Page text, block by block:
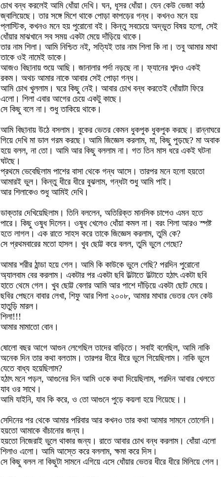
চোখ বন্ধ করলেই আমি ধোঁয়া দেখি। ঘন, ধূসর ধোঁয়া। যেন কেউ ভেজা কাঠ
জ্বালিয়েছে। তার সঙ্গে মিশে থাকে পোড়া কাপড়ের গন্ধ। কখনও মনে হয়
প্লাস্টিক, কখনও মনে হয় পুরোনো বই। কিন্তু সবচেয়ে অদ্ভুত বিষয় হলো, সেই
ধোঁয়ার মাঝখানে সব সময় একটা মেয়ে দাঁড়িয়ে থাকে।
তার নাম শিলা। আমি নিশ্চিত নই, সত্যিই তার নাম শিলা কি না। তবু আমার মাথা
তাকে ওই নামেই ডাকে।
আজও বিছানায় শুয়ে আছি। জানালার পর্দা নড়ছে না। ফ্যানের শব্দও একই
রকম। অথচ আমার নাকে আবার সেই পোড়া গন্ধ।
আমি চোখ খুললাম। ঘরে কিছু নেই। আবার চোখ বন্ধ করতেই ধোঁয়াটা ফিরে
এলো। শিলা এবার আগের চেয়ে একটু কাছে।
সে কিছু বলে না। শুধু তাকিয়ে থাকে।
আমি বিছানায় উঠে বসলাম। বুকের ভেতর কেমন ধুকপুক ধুকপুক করছে। রান্নাঘরে
গিয়ে দেখি মা ডাল গরম করছে। আমি জিজ্ঞেস করলাম, মা, কিছু পুড়ছে? মা অবাক
হয়ে বলল, না তো। আমি আর কিছু বললাম না। গত তিন মাস ধরে একই ঘটনা
ঘটছে।
প্রথমে ভেবেছিলাম পাশের বাসা থেকে গন্ধ আসে। তারপর মনে হলো হয়তো
আমারই ভুল। কিন্তু ধীরে ধীরে বুঝলাম, গন্ধটা শুধু আমি পাই।
আর শিলাকেও শুধু আমিই দেখি।
ডাক্তার দেখিয়েছিলাম। তিনি বললেন, অতিরিক্ত মানসিক চাপেও এমন হতে
পারে। কিছু ওষুধ দিলেন। ওষুধ খেলেও ধোঁয়া কমল না। বরং শিলা আরও স্পষ্ট
হতে লাগল। এক রাতে সাহস করে তাকে জিজ্ঞেস করলাম, তুমি কে?
সে প্রথমবারের মতো হাসল। খুব ছোট্ট করে বলল, তুমি ভুলে গেছো?
আমার শরীর ঠান্ডা হয়ে গেল। আমি কি কাউকে ভুলে গেছি? পরদিন পুরোনো
অ্যালবাম বের করলাম। একটার পর একটা ছবি উল্টাতে উল্টাতে হঠাৎ একটা ছবি
হাতে থেমে গেল। খুব ছোট্ট বেলার আমি আর পাশে দাঁড়িয়ে একটা ছোট মেয়ে।
ছবির পেছনে বাবার লেখা, শিফু আর শিলা ২০০৮, আমার মাথার ভেতর যেন কেউ
হাতুড়ি মারল।
শিলা!!!
আমার মামাতো বোন।
ষোলো বছর আগে আগুন লেগেছিল তাদের বাড়িতে। সবাই বলেছিল, আমি নাকি
অনেক দিন তার কথা বলতাম। তারপর ধীরে ধীরে ভুলে গিয়েছিলাম। নাকি ভুলে
যেতে বাধ্য হয়েছিলাম?
হঠাৎ মনে পড়ল, আগুনের দিন আমি ওকে কথা দিয়েছিলাম, পরদিন আবার খেলতে
যাব ওর সাথে।
আমি যাইনি, যাব কি করে, ও তো আগুনে পুড়ে কয়লা হয়ে গিয়েছে।।
সেদিনের পর থেকে আমার পরিবার আর কখনও তার কথা আমার সামনে তোলেনি।
হয়তো আমাকে বাঁচানোর জন্য।
হয়তো নিজেরাই ভুলে থাকার জন্য। রাতে আবার চোখ বন্ধ করলাম। ধোঁয়া এলো
শিলাও এলো। আমি আস্তে করে বললাম, ক্ষমা করে দিস।
সে কিছু বলল না কিছুটা সামনে এগিয়ে এসে ধোঁয়ার ভেতর ধীরে ধীরে মিলিয়ে গেল।